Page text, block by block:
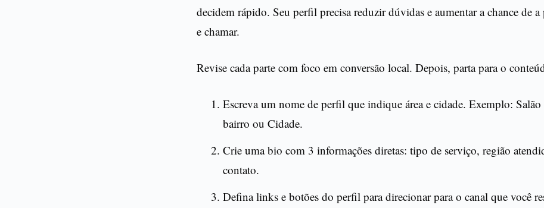
decidem rápido. Seu perfil precisa reduzir dúvidas e aumentar a chance de a
e chamar.
Revise cada parte com foco em conversão local. Depois, parta para o
Escreva um nome de perfil que indique área e cidade. Exemplo:
bairro ou Cidade.
Crie uma bio com 3 informações diretas: tipo de serviço, região
contato.
Defina links e botões do perfil para direcionar para o canal que você